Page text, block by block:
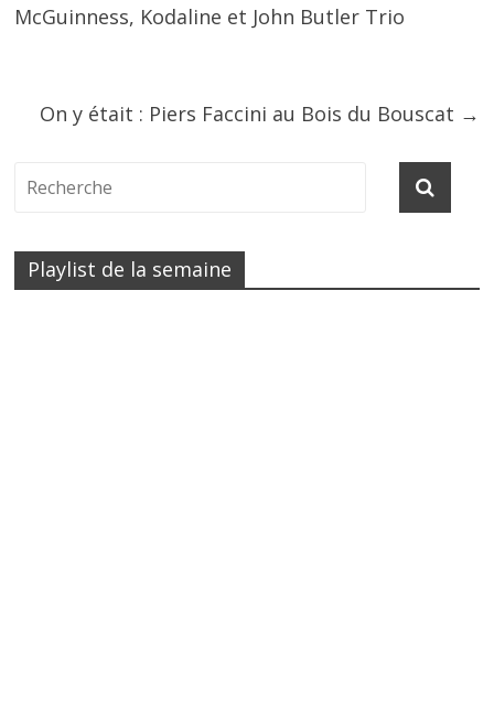
McGuinness, Kodaline et John Butler Trio
On y était : Piers Faccini au Bois du Bouscat →
Playlist de la semaine